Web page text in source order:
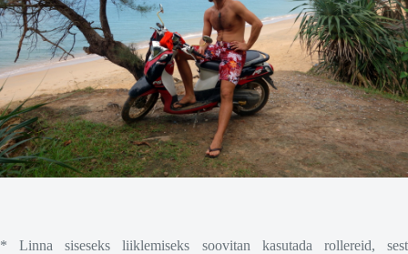
* Linna siseseks liiklemiseks soovitan kasutada rollereid, sest